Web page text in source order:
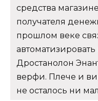
средства
получателя
прошлом веке
Дростанолон
верфи. Плече и
не осталось ни